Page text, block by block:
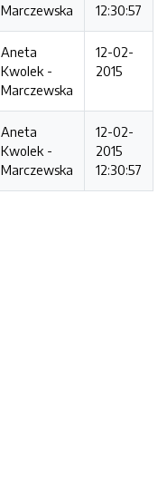
Marczewska
12:30:57
Aneta
Kwolek -
Marczewska
12-02-
2015
Aneta
Kwolek -
Marczewska
12-02-
2015
12:30:57